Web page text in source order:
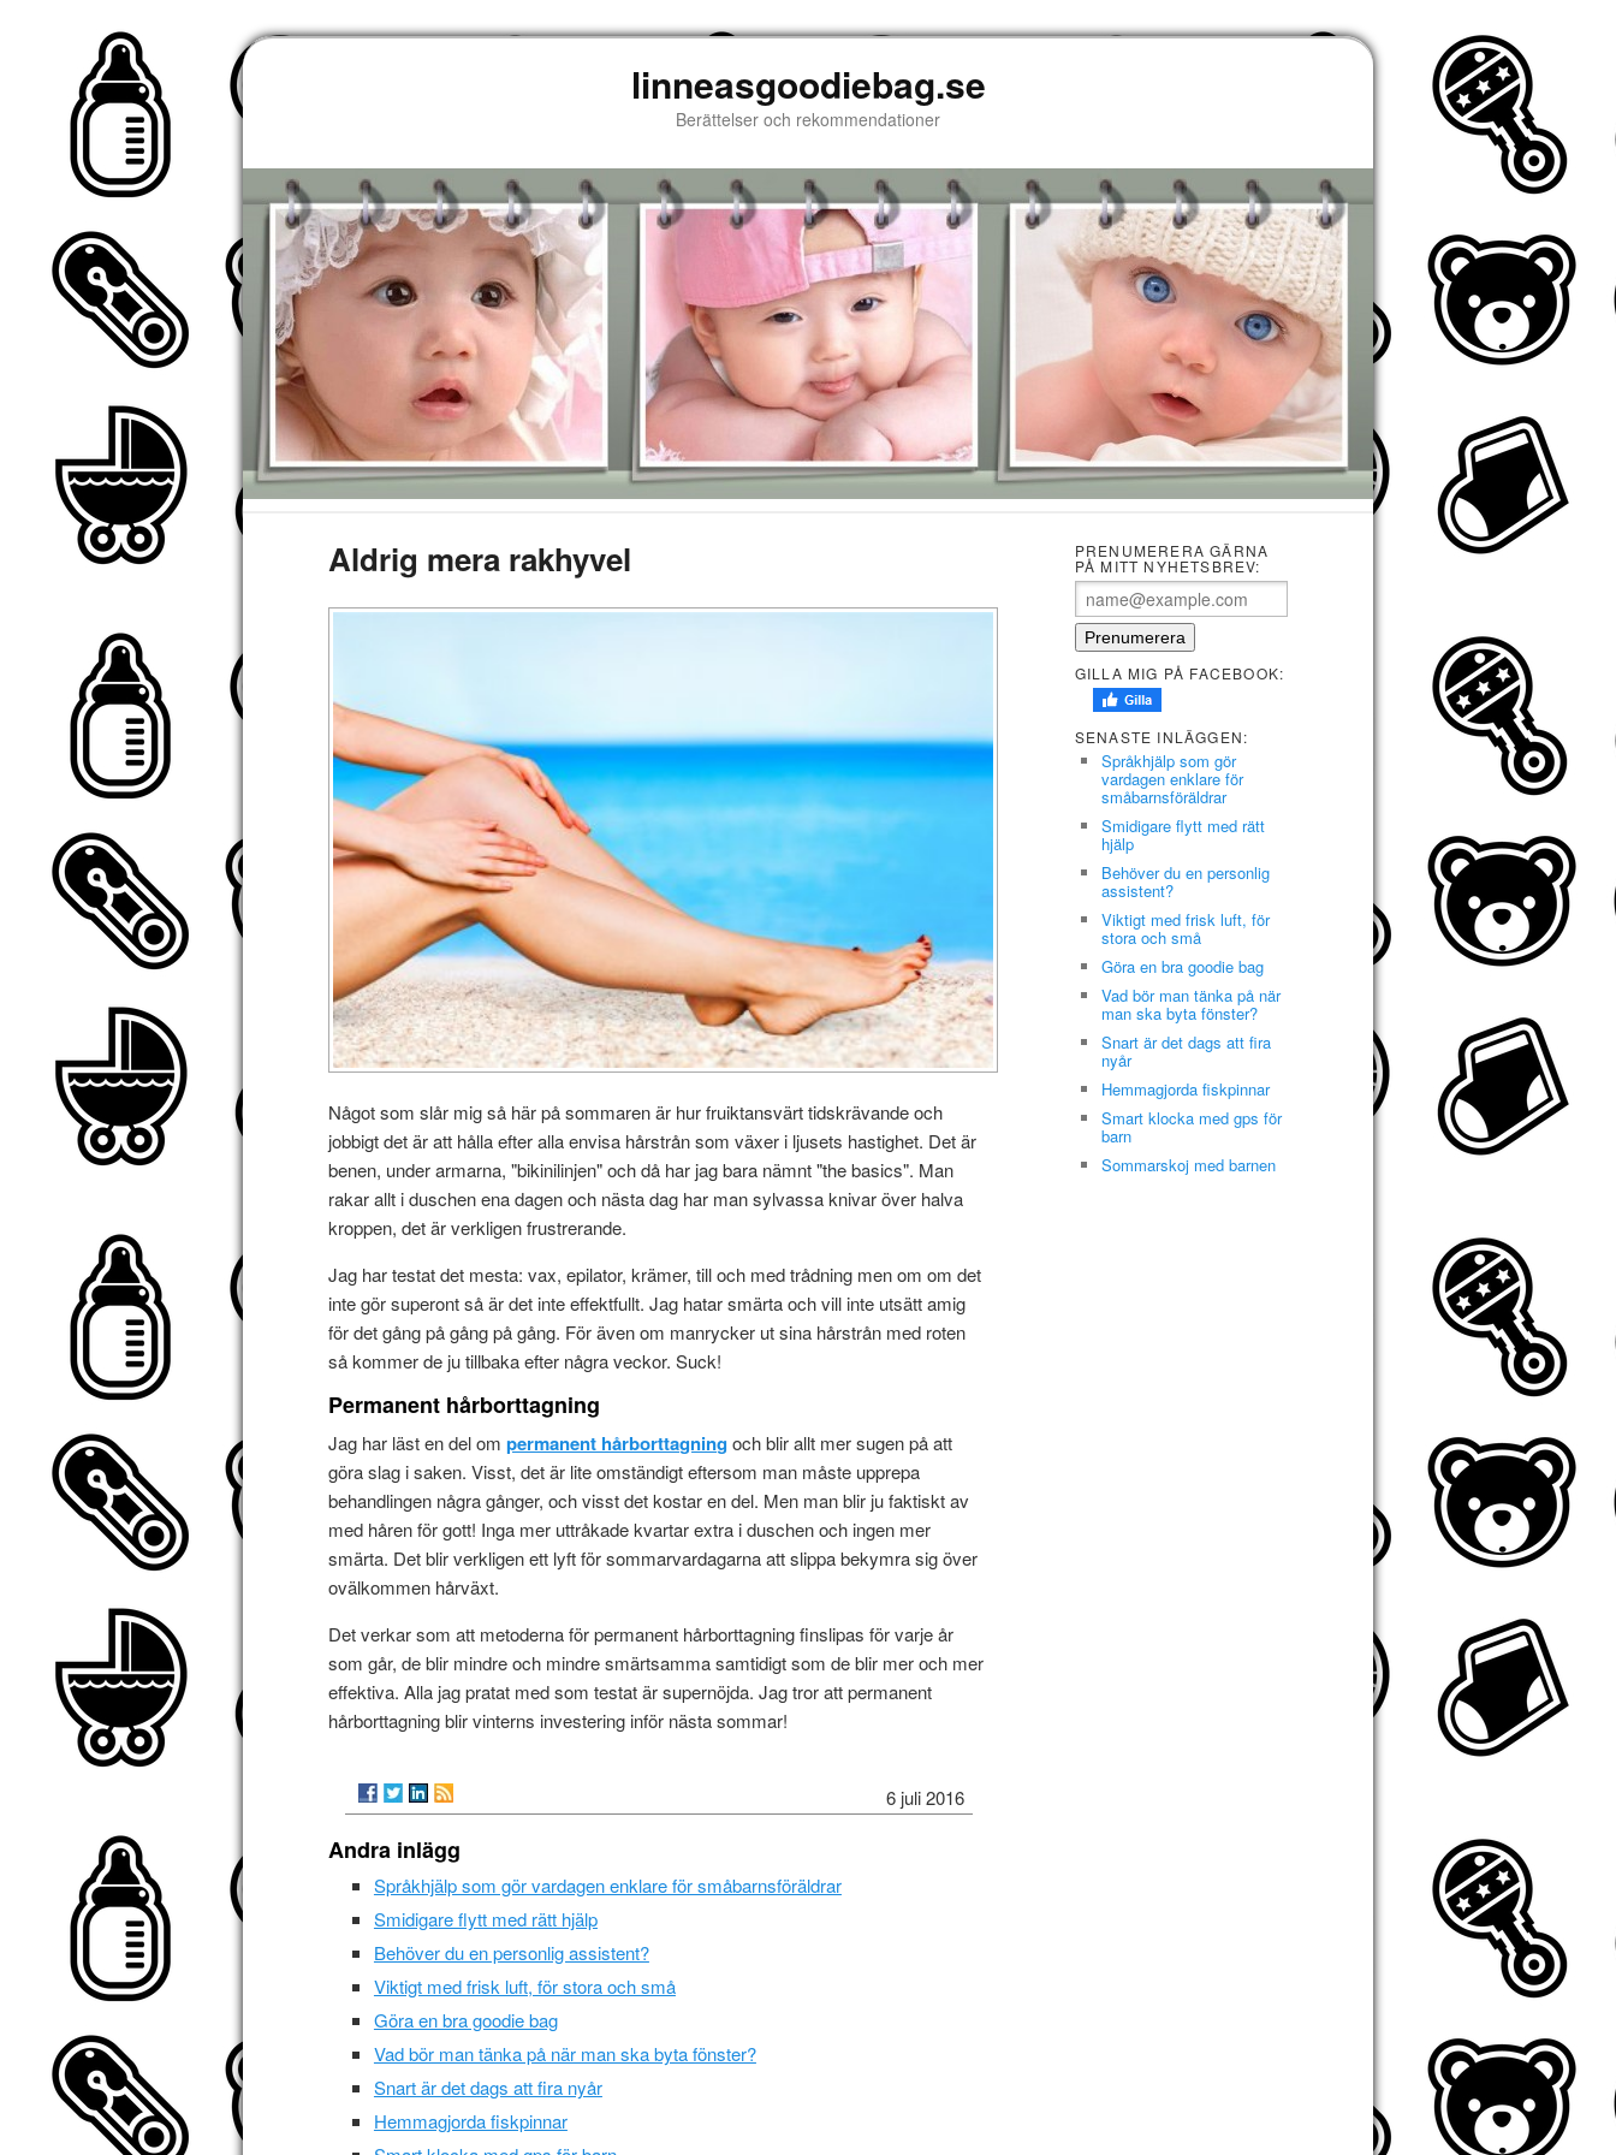
linneasgoodiebag.se
Berättelser och rekommendationer
Aldrig mera rakhyvel
Något som slår mig så här på sommaren är hur fruiktansvärt tidskrävande och
jobbigt det är att hålla efter alla envisa hårstrån som växer i ljusets hastighet. Det är
benen, under armarna, "bikinilinjen" och då har jag bara nämnt "the basics". Man
rakar allt i duschen ena dagen och nästa dag har man sylvassa knivar över halva
kroppen, det är verkligen frustrerande.
Jag har testat det mesta: vax, epilator, krämer, till och med trådning men om om det
inte gör superont så är det inte effektfullt. Jag hatar smärta och vill inte utsätt amig
för det gång på gång på gång. För även om manrycker ut sina hårstrån med roten
så kommer de ju tillbaka efter några veckor. Suck!
Permanent hårborttagning
Jag har läst en del ompermanent hårborttagningoch blir allt mer sugen på att
göra slag i saken. Visst, det är lite omständigt eftersom man måste upprepa
behandlingen några gånger, och visst det kostar en del. Men man blir ju faktiskt av
med håren för gott! Inga mer uttråkade kvartar extra i duschen och ingen mer
smärta. Det blir verkligen ett lyft för sommarvardagarna att slippa bekymra sig över
ovälkommen hårväxt.
Det verkar som att metoderna för permanent hårborttagning finslipas för varje år
som går, de blir mindre och mindre smärtsamma samtidigt som de blir mer och mer
effektiva. Alla jag pratat med som testat är supernöjda. Jag tror att permanent
hårborttagning blir vinterns investering inför nästa sommar!
6 juli 2016
Andra inlägg
Språkhjälp som gör vardagen enklare för småbarnsföräldrar
Smidigare flytt med rätt hjälp
Behöver du en personlig assistent?
Viktigt med frisk luft, för stora och små
Göra en bra goodie bag
Vad bör man tänka på när man ska byta fönster?
Snart är det dags att fira nyår
Hemmagjorda fiskpinnar
PRENUMERERA GÄRNA
PÅ MITT NYHETSBREV:
GILLA MIG PÅ FACEBOOK:
SENASTE INLÄGGEN:
Språkhjälp som gör
vardagen enklare för
småbarnsföräldrar
Smidigare flytt med rätt
hjälp
Behöver du en personlig
assistent?
Viktigt med frisk luft, för
stora och små
Göra en bra goodie bag
Vad bör man tänka på när
man ska byta fönster?
Snart är det dags att fira
nyår
Hemmagjorda fiskpinnar
Smart klocka med gps för
barn
Sommarskoj med barnen